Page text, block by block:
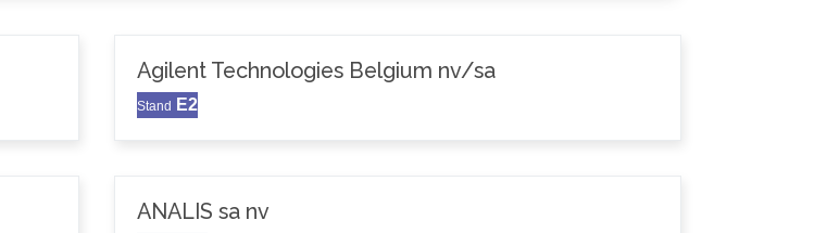
Agilent Technologies Belgium nv/sa
Stand E2
ANALIS sa nv